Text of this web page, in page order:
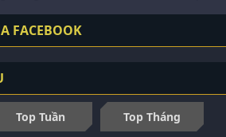
FACEBOOK
Top Tuần
Top Tháng